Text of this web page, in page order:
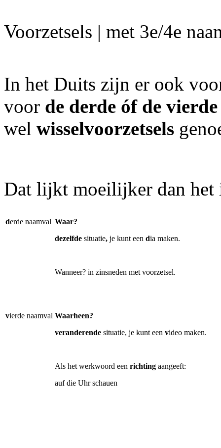
Voorzetsels | met 3e/4e
In het Duits zijn er ook
voor de derde óf de vierde
wel wisselvoorzetsels
Dat lijkt moeilijker dan het
derde naamval Waar?
dezelfde situatie, je kunt een dia maken.
Wanneer? in zinsneden met voorzetsel.
vierde naamval Waarheen?
veranderende situatie, je kunt een video maken.
Als het werkwoord een richting aangeeft:
auf die Uhr schauen